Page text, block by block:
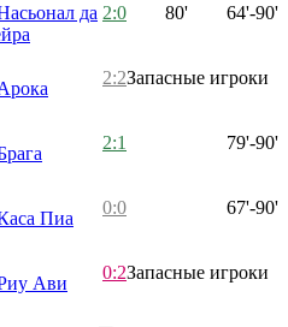
да 2:0 80' 64'-90'
2:2Запасные игроки
2:1 79'-90'
Пиа
0:0 67'-90'
Ави
0:2Запасные игроки